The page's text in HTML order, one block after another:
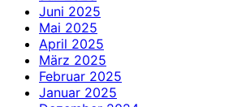
Juni 2025
Mai 2025
April 2025
März 2025
Februar 2025
Januar 2025